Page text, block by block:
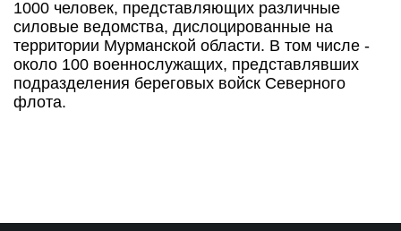
1000 человек, представляющих различные
силовые ведомства, дислоцированные на
территории Мурманской области. В том числе -
около 100 военнослужащих, представлявших
подразделения береговых войск Северного
флота.